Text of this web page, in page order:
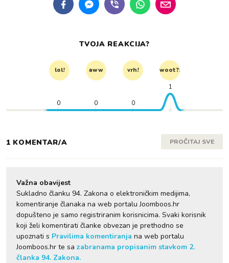
TVOJA REAKCIJA?
lol! aww vrh! woot?!
0 0 0
1
1 KOMENTAR/A PROČITAJ SVE
Važna obavijest
Sukladno članku 94. Zakona o elektroničkim medijima,
komentiranje članaka na web portalu Joomboos.hr
dopušteno je samo registriranim korisnicima. Svaki korisnik
koji želi komentirati članke obvezan je prethodno se
upoznati s Pravilima komentiranja na web portalu
Joomboos.hr te sa zabranama propisanim stavkom 2.
članka 94. Zakona.